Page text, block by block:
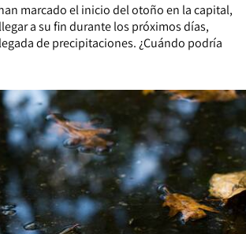
marcado el inicio del otoño en la capital,
a su fin durante los próximos días,
de precipitaciones. ¿Cuándo podría